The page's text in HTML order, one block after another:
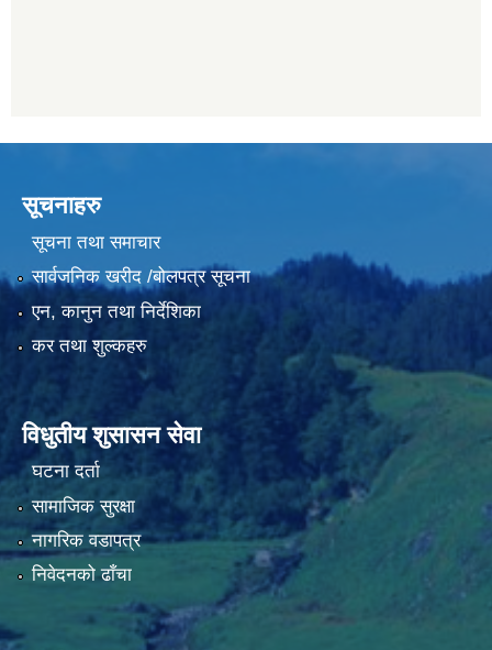
सूचनाहरु
सूचना तथा समाचार
सार्वजनिक खरीद /बोलपत्र सूचना
एन, कानुन तथा निर्देशिका
कर तथा शुल्कहरु
विधुतीय शुसासन सेवा
घटना दर्ता
सामाजिक सुरक्षा
नागरिक वडापत्र
निवेदनको ढाँचा